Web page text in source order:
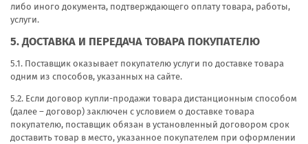
либо иного документа, подтверждающего оплату товара, работы,
услуги.
5. ДОСТАВКА И ПЕРЕДАЧА ТОВАРА ПОКУПАТЕЛЮ
5.1. Поставщик оказывает покупателю услуги по доставке товара
одним из способов, указанных на сайте.
5.2. Если договор купли-продажи товара дистанционным способом
(далее – договор) заключен с условием о доставке товара
покупателю, поставщик обязан в установленный договором срок
доставить товар в место, указанное покупателем при оформлении